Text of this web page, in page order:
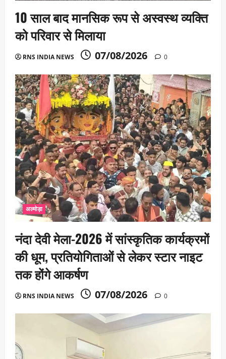
10 साल बाद मानसिक रूप से अस्वस्थ व्यक्ति
को परिवार से मिलाया
RNS INDIA NEWS 07/08/2026 0
अल्मोड़ा
नंदा देवी मेला-2026 में सांस्कृतिक कार्यक्रमों
की धूम, प्रतियोगिताओं से लेकर स्टार नाइट
तक होंगे आकर्षण
RNS INDIA NEWS 07/08/2026 0